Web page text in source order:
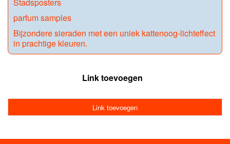
parfum samples
Bijzondere sieraden met een uniek kattenoog-lichteffect
in prachtige kleuren.
Link toevoegen
Link toevoegen